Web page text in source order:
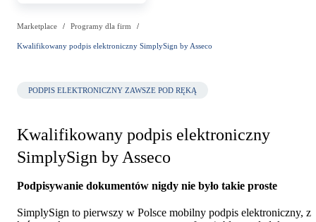
Marketplace Programy dla firm
Kwalifikowany podpis elektroniczny SimplySign by Asseco
PODPIS ELEKTRONICZNY ZAWSZE POD RĘKĄ
Kwalifikowany podpis elektroniczny
SimplySign by Asseco
Podpisywanie dokumentów nigdy nie było takie proste
SimplySign to pierwszy w Polsce mobilny podpis elektroniczny, z